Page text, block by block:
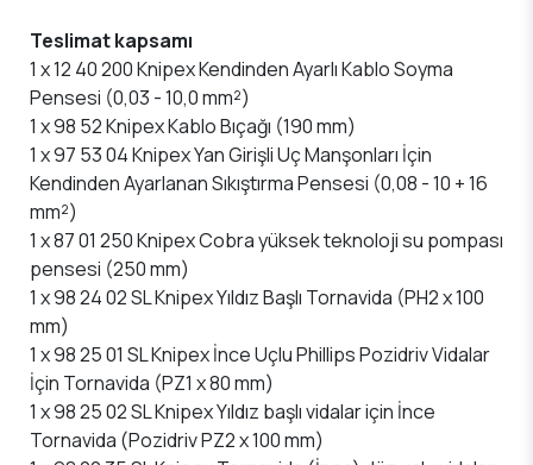
Teslimat kapsamı
1 x 12 40 200 Knipex Kendinden Ayarlı Kablo Soyma
Pensesi (0,03 - 10,0 mm²)
1 x 98 52 Knipex Kablo Bıçağı (190 mm)
1 x 97 53 04 Knipex Yan Girişli Uç Manşonları İçin
Kendinden Ayarlanan Sıkıştırma Pensesi (0,08 - 10 + 16
mm²)
1 x 87 01 250 Knipex Cobra yüksek teknoloji su pompası
pensesi (250 mm)
1 x 98 24 02 SL Knipex Yıldız Başlı Tornavida (PH2 x 100
mm)
1 x 98 25 01 SL Knipex İnce Uçlu Phillips Pozidriv Vidalar
İçin Tornavida (PZ1 x 80 mm)
1 x 98 25 02 SL Knipex Yıldız başlı vidalar için İnce
Tornavida (Pozidriv PZ2 x 100 mm)